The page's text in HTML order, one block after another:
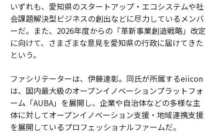
いずれも、愛知県のスタートアップ・エコシステムや社
会課題解決型ビジネスの創出などに尽力しているメンバ
ーだ。また、2026年度からの「革新事業創造戦略」改定
に向けて、さまざまな意見を愛知県の行政に届けてきた
という。
ファシリテーターは、伊藤達彰。同氏が所属するeiicon
は、国内最大級のオープンイノベーションプラットフォ
ーム「AUBA」を展開し、企業や自治体などの多様な主
体に対してオープンイノベーション支援・地域連携支援
を展開しているプロフェッショナルファームだ。